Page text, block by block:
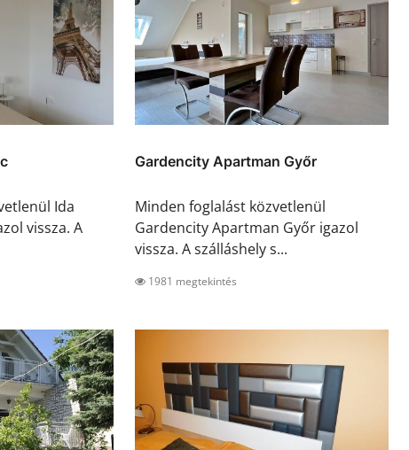
Ida
vissza. A
Gardencity Apartman Győr
Minden foglalást közvetlenül
Gardencity Apartman Győr igazol
vissza. A szálláshely s...
1981 megtekintés